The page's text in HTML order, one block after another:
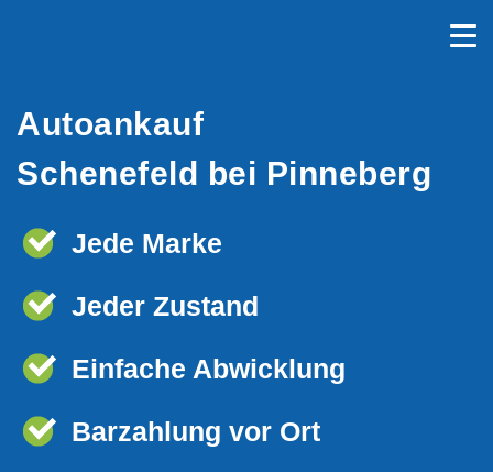
Autoankauf
Schenefeld bei Pinneberg
Jede Marke
Jeder Zustand
Einfache Abwicklung
Barzahlung vor Ort